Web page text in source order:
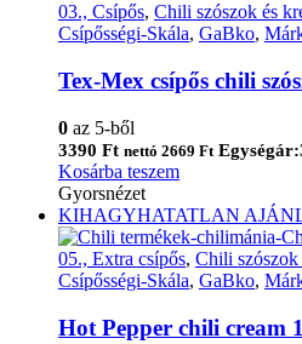
03., Csípős, Chili szószok és
Csípősségi-Skála, GaBko,
Tex-Mex csípős chili
0 az 5-ből
3390 Ft nettó 2669 Ft
Kosárba teszem
Gyorsnézet
KIHAGYHATATLAN
05., Extra csípős, Chili szószok
Csípősségi-Skála, GaBko,
Hot Pepper chili cream